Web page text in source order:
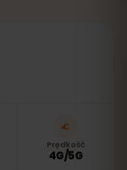
Prędkość
4G/5G